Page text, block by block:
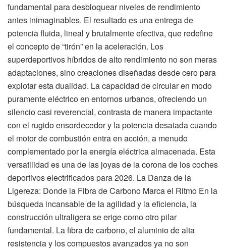
fundamental para desbloquear niveles de rendimiento
antes inimaginables. El resultado es una entrega de
potencia fluida, lineal y brutalmente efectiva, que redefine
el concepto de “tirón” en la aceleración. Los
superdeportivos híbridos de alto rendimiento no son meras
adaptaciones, sino creaciones diseñadas desde cero para
explotar esta dualidad. La capacidad de circular en modo
puramente eléctrico en entornos urbanos, ofreciendo un
silencio casi reverencial, contrasta de manera impactante
con el rugido ensordecedor y la potencia desatada cuando
el motor de combustión entra en acción, a menudo
complementado por la energía eléctrica almacenada. Esta
versatilidad es una de las joyas de la corona de los coches
deportivos electrificados para 2026. La Danza de la
Ligereza: Donde la Fibra de Carbono Marca el Ritmo En la
búsqueda incansable de la agilidad y la eficiencia, la
construcción ultraligera se erige como otro pilar
fundamental. La fibra de carbono, el aluminio de alta
resistencia y los compuestos avanzados ya no son